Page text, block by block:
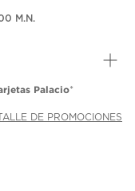
M.N.
Palacio*
DE PROMOCIONES